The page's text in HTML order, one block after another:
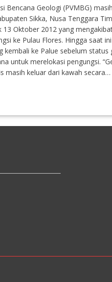
Bencana Geologi (PVMBG)
Sikka, Nusa Tenggara
Oktober 2012 yang
ke Pulau Flores. Hingga saat
kembali ke Palue sebelum
untuk merelokasi pengungsi.
masih keluar dari kawah secara…